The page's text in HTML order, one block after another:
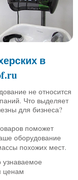
в
не относится
Что выделяет
для бизнеса?
поможет
оборудование
похожих мест.
ценам